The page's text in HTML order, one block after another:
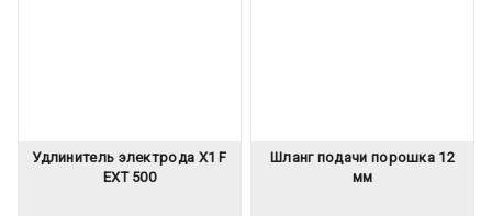
Удлинитель электрода Х1 F
EXT 500
Шланг подачи порошка 12
мм